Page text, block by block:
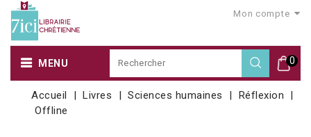
Mon compte
0
MENU
Accueil Livres Sciences humaines
Réflexion
Offline